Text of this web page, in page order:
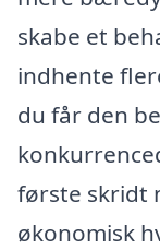
skabe et
indhente
du får den
første skridt
økonomisk